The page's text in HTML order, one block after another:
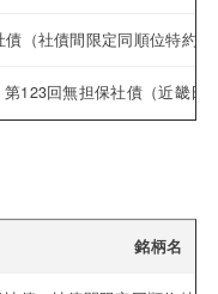
（社債間限定同順位特約付
123回無担保社債（近畿
銘柄名